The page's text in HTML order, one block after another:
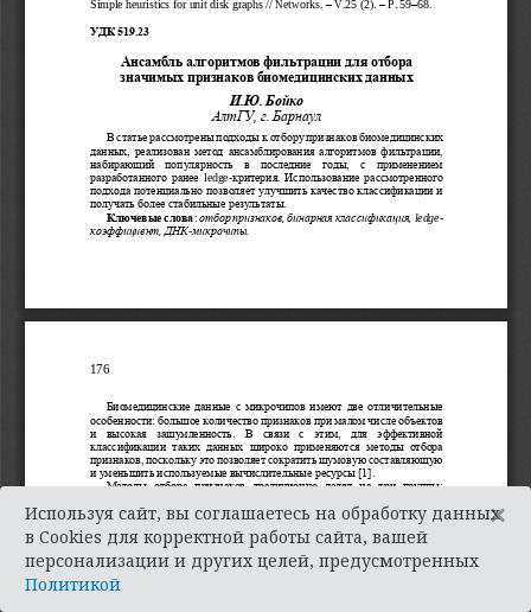
Используя сайт, вы соглашаетесь на обработку данных
в Cookies для корректной работы сайта, вашей
персонализации и других целей, предусмотренных
Политикой
×